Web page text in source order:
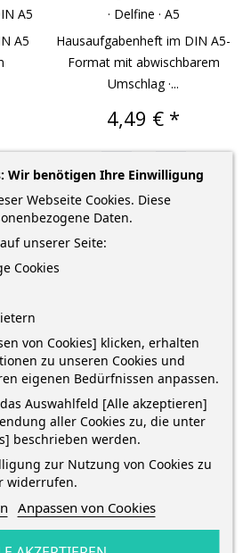
A5
A5
· Delfine · A5
Hausaufgabenheft im DIN A5-
Format mit abwischbarem
Umschlag ·...
Preis
4,49 € *
– +
IN DEN WARENKORB
Trötsch Hausaufgabenheft ·
Wir benötigen Ihre Einwilligung
Webseite Cookies. Diese
Daten.
unserer Seite:
Cookies
von Cookies] klicken, erhalten
zu unseren Cookies und
eigenen Bedürfnissen anpassen.
Auswahlfeld [Alle akzeptieren]
aller Cookies zu, die unter
beschrieben werden.
zur Nutzung von Cookies zu
widerrufen.
Anpassen von Cookies